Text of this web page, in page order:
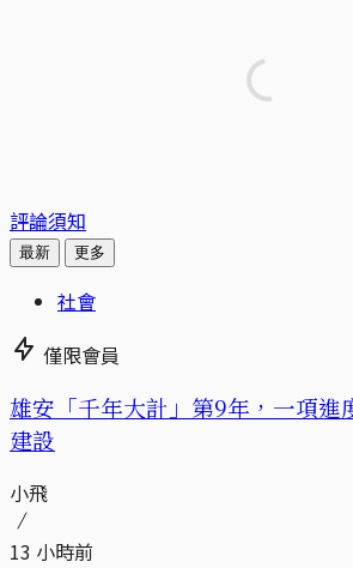
評論須知
最新 更多
社會
僅限會員
雄安「千年大計」第9年，一項進
建設
小飛
13 小時前